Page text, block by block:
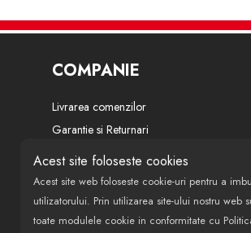
Acest site foloseste cookies
Acest site web foloseste cookie-uri pentru a
utilizatorului. Prin utilizarea site-ului nostru web
toate modulele cookie in conformitate cu
206+ (T3E) 2009-
207 (WA_ WC_) 2006-
207 LIMUZINA 2007-
3 (BK) 2003-2009
COMPANIE
Livrarea comenzilor
Garantie si Returnari
Termeni si conditii
Politica de confidentialitate
Despre noi
Modalitati de finantare si plata